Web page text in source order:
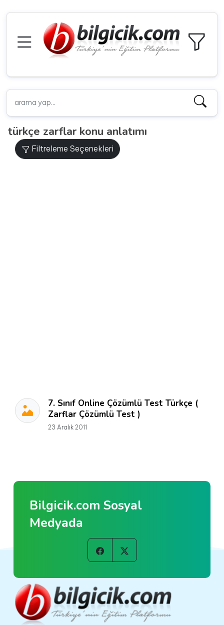
türkçe zarflar konu anlatımı
Filtreleme Seçenekleri
7. Sınıf Online Çözümlü Test Türkçe (
Zarflar Çözümlü Test )
23 Aralık 2011
Bilgicik.com Sosyal
Medyada